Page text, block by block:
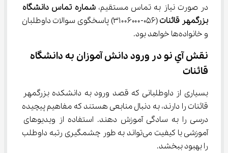
در صورت نیاز به تماس مستقیم، شماره تماس دانشگاه
بزرگمهر قائنات
(۰۵۶-۳۱۰۰۶۰۰۰) پاسخگوی سوالات داوطلبان
و خانواده‌ها خواهد بود.
نقش آي نو در ورود دانش‌ آموزان به دانشگاه
قائنات
بسیاری از داوطلبانی که قصد ورود به دانشکده بزرگمهر
قائنات را دارند، به دنبال منابعی هستند که مفاهیم پیچیده
درسی را به سادگی آموزش دهند. استفاده از ویدیوهای
آموزشی با کیفیت می‌تواند به طور چشمگیری رتبه داوطلب
را بهبود ببخشد.